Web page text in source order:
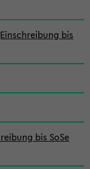
bis
bis SoSe